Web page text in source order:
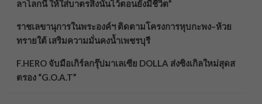
ลาโลกนี้ ให้ใส่บาตรสิ่งนั้นไว้ตอนยังมีชีวิต”
ราชเลขานุการในพระองค์ฯ ติดตามโครงการหุบกะพง–ห้วย
ทรายใต้ เสริมความมั่นคงน้ำเพชรบุรี
F.HERO จับมือเกิร์ลกรุ๊ปมาเลเซีย DOLLA ส่งซิงเกิลใหม่สุดส
ตรอง “G.O.A.T”